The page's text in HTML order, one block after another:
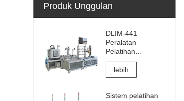
Produk Unggulan
DLIM-441
Peralatan
Pelatihan
Manufaktur
Cerdas Industri
4.0 Sistem
4.0 Lab
lebih
Sistem pelatihan